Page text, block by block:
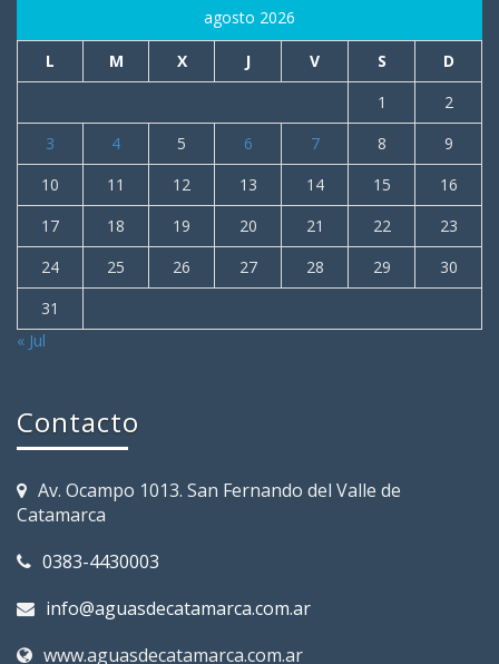
agosto 2026
L M X J V S
D
1
2
3
4 5 6 7 8
9
10
11 12 13 14 15
16
17
18 19 20 21 22
23
24
25 26 27 28 29
30
31
« Jul
Contacto
Av. Ocampo 1013. San Fernando del Valle de
Catamarca
0383-4430003
info@aguasdecatamarca.com.ar
www.aguasdecatamarca.com.ar